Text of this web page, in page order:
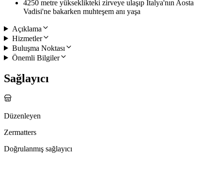
4250 metre yükseklikteki zirveye ulaşıp İtalya'nın Aosta
Vadisi'ne bakarken muhteşem anı yaşa
Açıklama
Hizmetler
Buluşma Noktası
Önemli Bilgiler
Sağlayıcı
Düzenleyen
Zermatters
Doğrulanmış sağlayıcı